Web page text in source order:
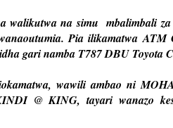
walikutwa na simu mbalimbali
Pia ilikamatwa
gari namba T787 DBU Toyota
wawili ambao ni
@ KING, tayari wanazo